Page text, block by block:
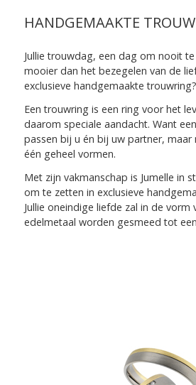
HANDGEMAAKTE
Jullie trouwdag, een dag om nooit
mooier dan het bezegelen van de
exclusieve handgemaakte trouwring?
Een trouwring is een ring voor het
daarom speciale aandacht. Want
passen bij u én bij uw partner,
één geheel vormen.
Met zijn vakmanschap is Jumelle in
om te zetten in exclusieve
Jullie oneindige liefde zal in de vorm
edelmetaal worden gesmeed tot